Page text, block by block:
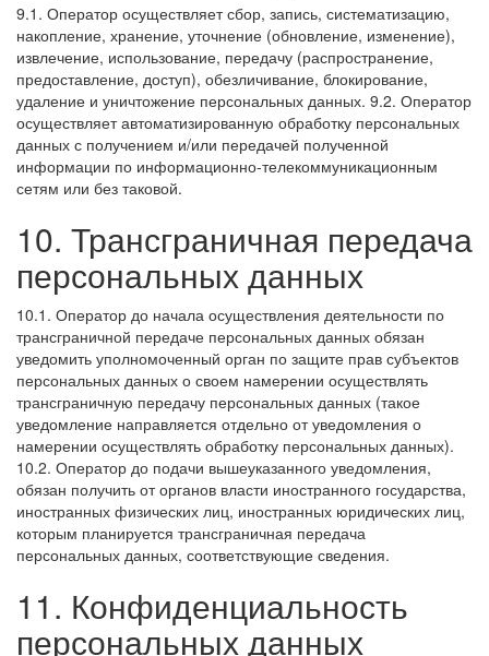
9.1. Оператор осуществляет сбор, запись, систематизацию,
накопление, хранение, уточнение (обновление, изменение),
извлечение, использование, передачу (распространение,
предоставление, доступ), обезличивание, блокирование,
удаление и уничтожение персональных данных. 9.2. Оператор
осуществляет автоматизированную обработку персональных
данных с получением и/или передачей полученной
информации по информационно-телекоммуникационным
сетям или без таковой.
10. Трансграничная передача
персональных данных
10.1. Оператор до начала осуществления деятельности по
трансграничной передаче персональных данных обязан
уведомить уполномоченный орган по защите прав субъектов
персональных данных о своем намерении осуществлять
трансграничную передачу персональных данных (такое
уведомление направляется отдельно от уведомления о
намерении осуществлять обработку персональных данных).
10.2. Оператор до подачи вышеуказанного уведомления,
обязан получить от органов власти иностранного государства,
иностранных физических лиц, иностранных юридических лиц,
которым планируется трансграничная передача
персональных данных, соответствующие сведения.
11. Конфиденциальность
персональных данных